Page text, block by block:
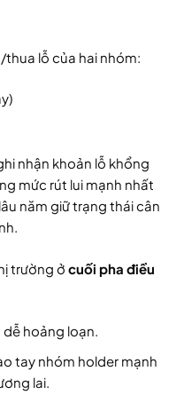
lỗ của hai nhóm:
nhận khoản lỗ khổng
mức rút lui mạnh nhất
năm giữ trạng thái cân
trường ở cuối pha điều
hoảng loạn.
tay nhóm holder mạnh
lai.